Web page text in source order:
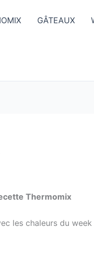
GÂTEAUX
Thermomix
les chaleurs du